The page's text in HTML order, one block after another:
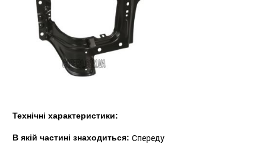
Технічні характеристики:
В якій частині знаходиться: Спереду